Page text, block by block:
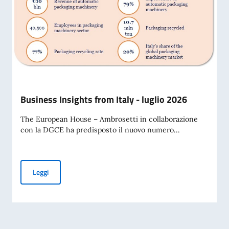
Business Insights from Italy - luglio 2026
The European House – Ambrosetti in collaborazione
con la DGCE ha predisposto il nuovo numero...
LeggiBusiness Insights from Italy - luglio 2026